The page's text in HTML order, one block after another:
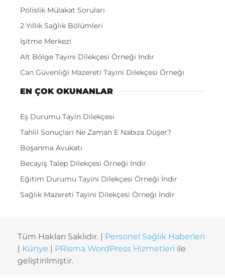
Polislik Mülakat Soruları
2 Yıllık Sağlık Bölümleri
İşitme Merkezi
Alt Bölge Tayini Dilekçesi Örneği İndir
Can Güvenliği Mazereti Tayini Dilekçesi Örneği
EN ÇOK OKUNANLAR
Eş Durumu Tayin Dilekçesi
Tahlil Sonuçları Ne Zaman E Nabıza Düşer?
Boşanma Avukatı
Becayiş Talep Dilekçesi Örneği İndir
Eğitim Durumu Tayini Dilekçesi Örneği İndir
Sağlık Mazereti Tayini Dilekçesi Örneği İndir
Tüm Hakları Saklıdır. | Personel Sağlık Haberleri
| Künye | PRisma WordPress Hizmetleri ile
geliştirilmiştir.